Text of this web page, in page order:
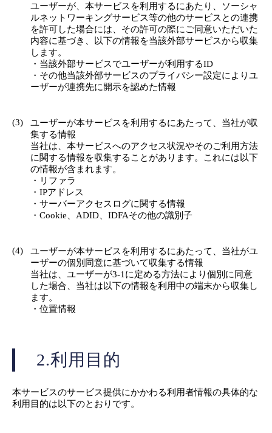
ユーザーが、本サービスを利用するにあたり、ソーシャ
ルネットワーキングサービス等の他のサービスとの連携
を許可した場合には、その許可の際にご同意いただいた
内容に基づき、以下の情報を当該外部サービスから収集
します。
・当該外部サービスでユーザーが利用するID
・その他当該外部サービスのプライバシー設定によりユ
ーザーが連携先に開示を認めた情報
(3)
ユーザーが本サービスを利用するにあたって、当社が収
集する情報
当社は、本サービスへのアクセス状況やそのご利用方法
に関する情報を収集することがあります。これには以下
の情報が含まれます。
・リファラ
・IPアドレス
・サーバーアクセスログに関する情報
・Cookie、ADID、IDFAその他の識別子
(4)
ユーザーが本サービスを利用するにあたって、当社がユ
ーザーの個別同意に基づいて収集する情報
当社は、ユーザーが3-1に定める方法により個別に同意
した場合、当社は以下の情報を利用中の端末から収集し
ます。
・位置情報
2.利用目的
本サービスのサービス提供にかかわる利用者情報の具体的な
利用目的は以下のとおりです。